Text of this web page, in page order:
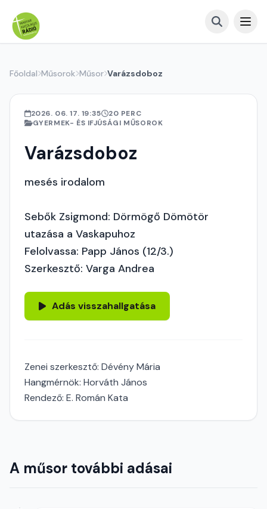
Főoldal Műsorok Műsor Varázsdoboz
2026. 06. 17. 19:35
20 PERC
GYERMEK- ÉS IFJÚSÁGI MŰSOROK
Varázsdoboz
mesés irodalom
Sebők Zsigmond: Dörmögő Dömötör
utazása a Vaskapuhoz
Felolvassa: Papp János (12/3.)
Szerkesztő: Varga Andrea
Adás visszahallgatása
Zenei szerkesztő: Dévény Mária
Hangmérnök: Horváth János
Rendező: E. Román Kata
A műsor további adásai